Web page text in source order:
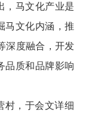
，马文化产业是
马文化内涵，推
深度融合，开发
品质和品牌影响
村，于会文详细